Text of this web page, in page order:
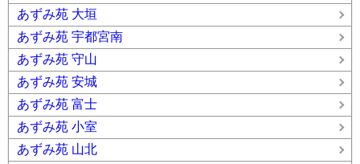
あずみ苑 大垣
あずみ苑 宇都宮南
あずみ苑 守山
あずみ苑 安城
あずみ苑 富士
あずみ苑 小室
あずみ苑 山北